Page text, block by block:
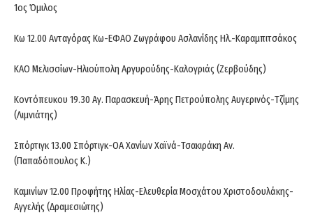
1ος Όμιλος
Κω 12.00 Ανταγόρας Κω-ΕΦΑΟ Ζωγράφου Ασλανίδης Ηλ.-Καραμπιτσάκος
ΚΑΟ Μελισσίων-Ηλιούπολη Αργυρούδης-Καλογριάς (Ζερβούδης)
Κοντόπευκου 19.30 Αγ. Παρασκευή-Άρης Πετρούπολης Αυγερινός-Τζίμης
(Λιμνιάτης)
Σπόρτιγκ 13.00 Σπόρτιγκ-ΟΑ Χανίων Χαϊνά-Τσακιράκη Αν.
(Παπαδόπουλος Κ.)
Καμινίων 12.00 Προφήτης Ηλίας-Ελευθερία Μοσχάτου Χριστοδουλάκης-
Αγγελής (Δραμεσιώτης)